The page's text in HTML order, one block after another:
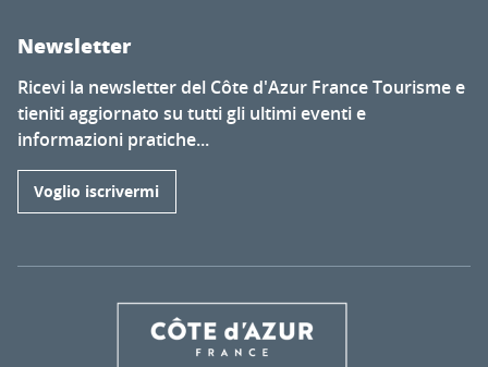
Newsletter
Ricevi la newsletter del Côte d'Azur France Tourisme e
tieniti aggiornato su tutti gli ultimi eventi e
informazioni pratiche...
Voglio iscrivermi